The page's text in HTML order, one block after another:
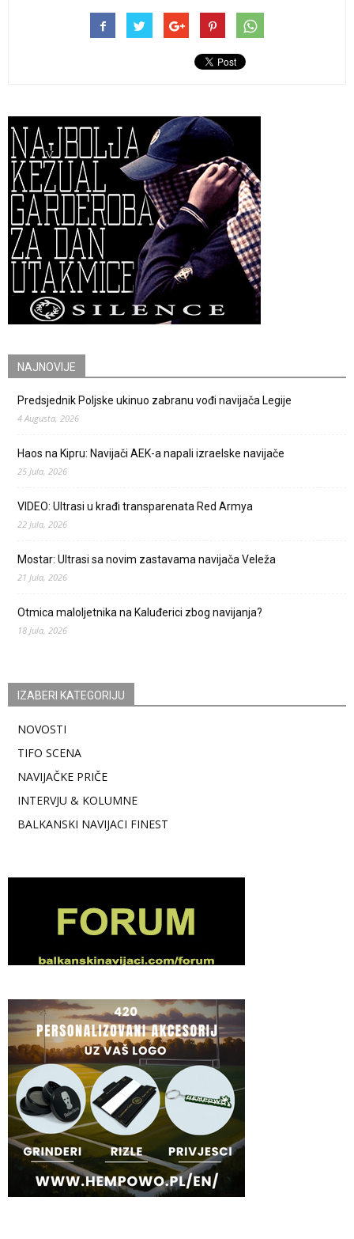
NAJNOVIJE
Predsjednik Poljske ukinuo zabranu vođi navijača Legije
4 Augusta, 2026
Haos na Kipru: Navijači AEK-a napali izraelske navijače
25 Jula, 2026
VIDEO: Ultrasi u krađi transparenata Red Armya
22 Jula, 2026
Mostar: Ultrasi sa novim zastavama navijača Veleža
21 Jula, 2026
Otmica maloljetnika na Kaluđerici zbog navijanja?
18 Jula, 2026
IZABERI KATEGORIJU
NOVOSTI
TIFO SCENA
NAVIJAČKE PRIČE
INTERVJU & KOLUMNE
BALKANSKI NAVIJACI FINEST